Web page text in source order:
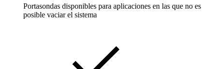
Portasondas disponibles para aplicaciones en las que no es
posible vaciar el sistema